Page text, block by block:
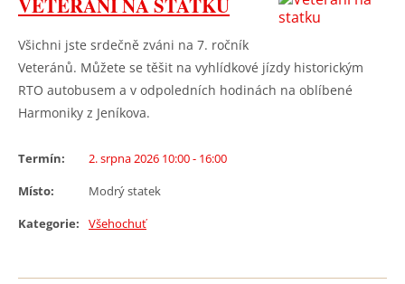
VETERÁNI NA STATKU
Všichni jste srdečně zváni na 7. ročník
Veteránů. Můžete se těšit na vyhlídkové jízdy historickým
RTO autobusem a v odpoledních hodinách na oblíbené
Harmoniky z Jeníkova.
Termín:
2. srpna 2026 10:00 - 16:00
Místo:
Modrý statek
Kategorie:
Všehochuť